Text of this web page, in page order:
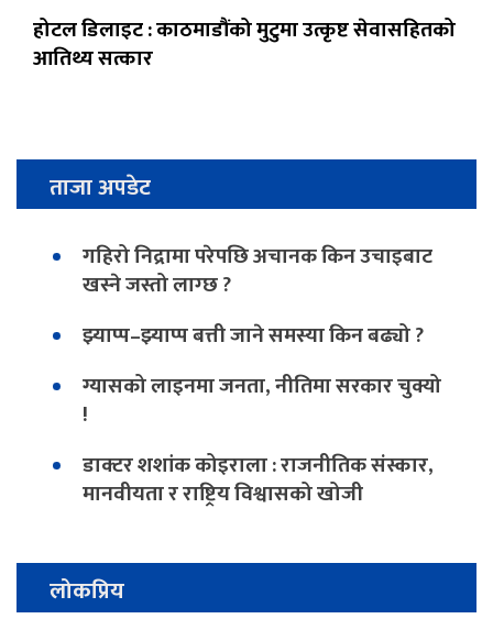
होटल डिलाइट : काठमाडौंको मुटुमा उत्कृष्ट सेवासहितको
आतिथ्य सत्कार
ताजा अपडेट
गहिरो निद्रामा परेपछि अचानक किन उचाइबाट
खस्ने जस्तो लाग्छ ?
झ्याप्प–झ्याप्प बत्ती जाने समस्या किन बढ्यो ?
ग्यासको लाइनमा जनता, नीतिमा सरकार चुक्यो
!
डाक्टर शशांक कोइराला : राजनीतिक संस्कार,
मानवीयता र राष्ट्रिय विश्वासको खोजी
लोकप्रिय